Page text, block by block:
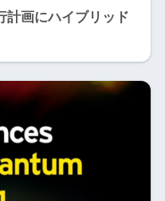
計画にハイブリッド